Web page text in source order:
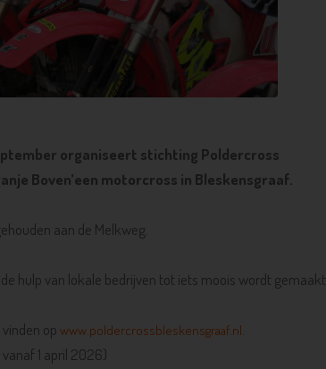
organiseert stichting Poldercross
Boven’een motorcross in Bleskensgraaf.
aan de Melkweg.
hulp van lokale bedrijven tot iets moois wordt gemaakt.
vinden opwww.poldercrossbleskensgraaf.nl
1 april 2026)